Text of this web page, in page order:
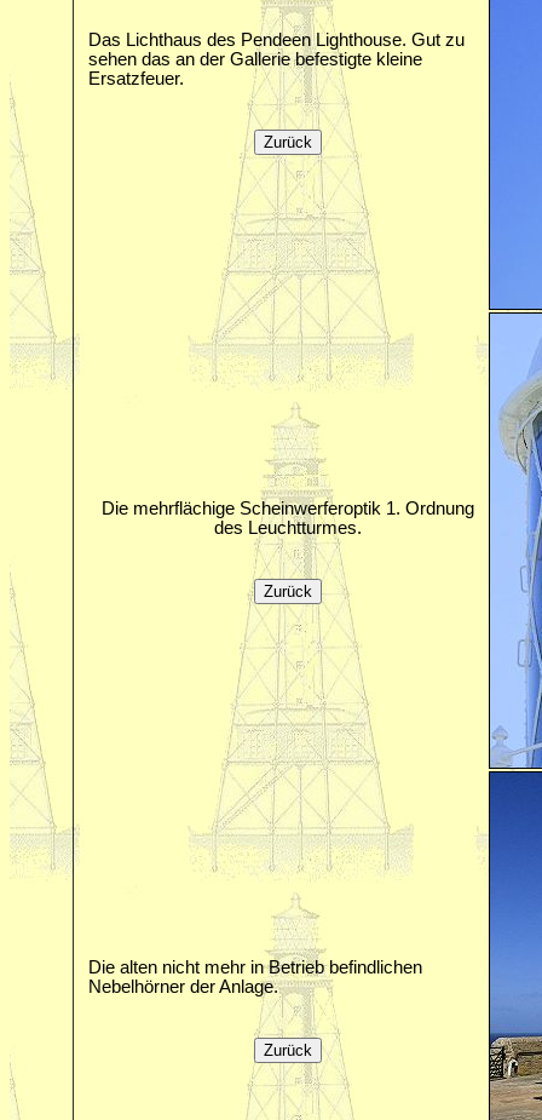
Das Lichthaus des Pendeen Lighthouse. Gut zu
sehen das an der Gallerie befestigte kleine
Ersatzfeuer.
Die mehrflächige Scheinwerferoptik 1. Ordnung
des Leuchtturmes.
Die alten nicht mehr in Betrieb befindlichen
Nebelhörner der Anlage.